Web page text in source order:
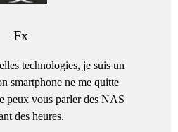
Fx
technologies, je suis un
smartphone ne me quitte
peux vous parler des NAS
des heures.